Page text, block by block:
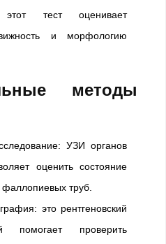
этот тест оценивает
и морфологию
методы
УЗИ органов
оценить состояние
труб.
это рентгеновский
помогает проверить